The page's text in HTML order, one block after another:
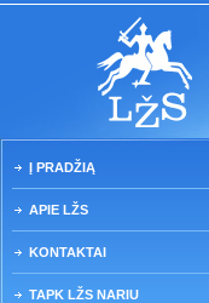
Į PRADŽIĄ
APIE LŽS
KONTAKTAI
TAPK LŽS NARIU